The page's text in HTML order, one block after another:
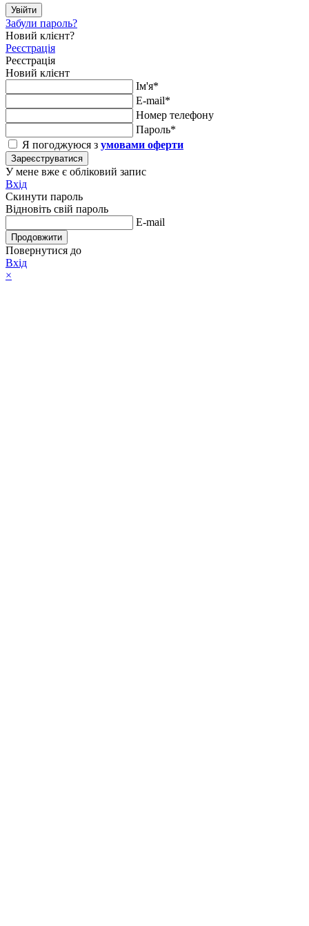
Увійти
Забули пароль?
Новий клієнт?
Реєстрація
Реєстрація
Новий клієнт
Ім'я*
E-mail*
Номер телефону
Пароль*
Я погоджуюся з умовами оферти
Зареєструватися
У мене вже є обліковий запис
Вхід
Скинути пароль
Відновіть свій пароль
E-mail
Продовжити
Повернутися до
Вхід
×